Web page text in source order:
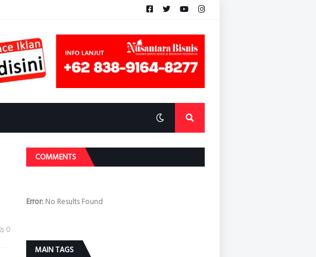
0
COMMENTS
Error:No Results Found
MAIN TAGS